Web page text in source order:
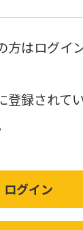
方はログイ
登録されて
ログイン